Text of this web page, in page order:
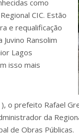
como
CIC. Estão
e requalificação
Ransolim
Lagos
isso mais
o prefeito Rafael
da
de Obras Públicas.